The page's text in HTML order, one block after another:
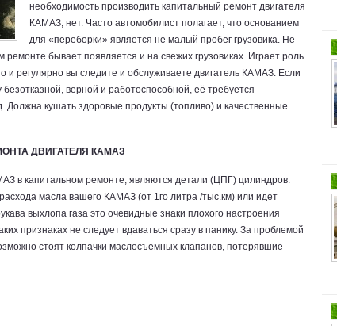
необходимость производить капитальный ремонт двигателя
КАМАЗ, нет. Часто автомобилист полагает, что основанием
для «переборки» является не малый пробег грузовика. Не
ремонте бывает появляется и на свежих грузовиках. Играет роль
и регулярно вы следите и обслуживаете двигатель КАМАЗ. Если
верной и работоспособной, её требуется
Должна кушать здоровые продукты (топливо) и качественные
ДВИГАТЕЛЯ КАМАЗ
в капитальном ремонте, являются детали (ЦПГ) цилиндров.
масла вашего КАМАЗ (от 1го литра /тыс.км) или идет
выхлопа газа это очевидные знаки плохого настроения
признаках не следует вдаваться сразу в панику. За проблемой
стоят колпачки маслосъемных клапанов, потерявшие